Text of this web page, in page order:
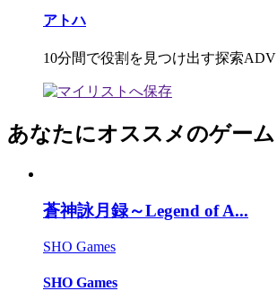
アトハ
10分間で役割を見つけ出す探索ADV
あなたにオススメのゲーム
蒼神詠月録～Legend of A...
SHO Games
SHO Games